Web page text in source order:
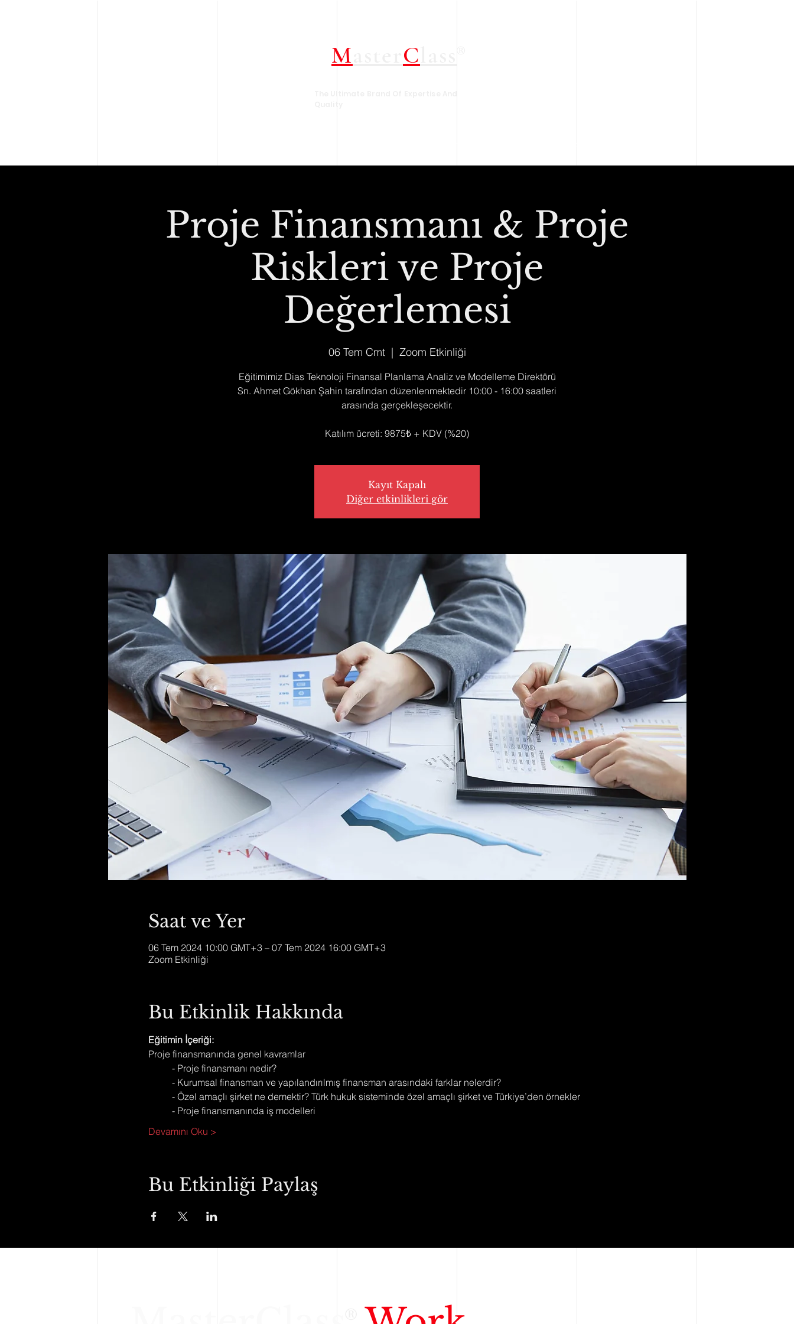
M C
Proje Finansmanı & Proje
Riskleri ve Proje
Değerlemesi
06 Tem Cmt
  |
Zoom Etkinliği
Eğitimimiz Dias Teknoloji Finansal Planlama Analiz ve Modelleme Direktörü
Sn. Ahmet Gökhan Şahin tarafından düzenlenmektedir 10:00 - 16:00 saatleri
arasında gerçekleşecektir.
Katılım ücreti: 9875₺ + KDV (%20)
Kayıt Kapalı
Diğer etkinlikleri gör
Saat ve Yer
06 Tem 2024 10:00 GMT+3 – 07 Tem 2024 16:00 GMT+3
Zoom Etkinliği
Bu Etkinlik Hakkında
Eğitimin İçeriği:
Proje finansmanında genel kavramlar
- Proje finansmanı nedir?
- Kurumsal finansman ve yapılandırılmış finansman arasındaki farklar nelerdir?
- Özel amaçlı şirket ne demektir? Türk hukuk sisteminde özel amaçlı şirket ve Türkiye’den örnekler
- Proje finansmanında iş modelleri
Devamını Oku >
Bu Etkinliği Paylaş